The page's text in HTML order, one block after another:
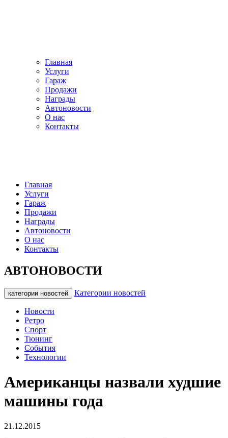
Главная
Услуги
Гараж
Продажи
Награды
Автоновости
О нас
Контакты
Главная
Услуги
Гараж
Продажи
Награды
Автоновости
О нас
Контакты
АВТОНОВОСТИ
категории новостей Категории новостей
Новости
Ретро
Спорт
Тюнинг
События
Технологии
Американцы назвали худшие
машины года
21.12.2015